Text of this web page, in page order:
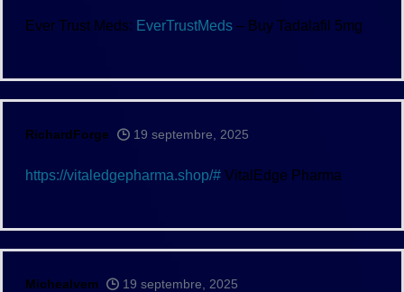
Ever Trust Meds: EverTrustMeds – Buy Tadalafil 5mg
RichardForge 19 septembre, 2025
https://vitaledgepharma.shop/# VitalEdge Pharma
Michealvem 19 septembre, 2025